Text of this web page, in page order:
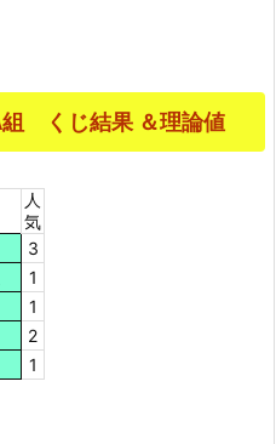
くじ結果 ＆理論値
人
気
3
1
1
2
1